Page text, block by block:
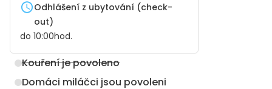
Odhlášení z ubytování (check-
out)
do 10:00hod.
Kouření je povoleno
Domáci miláčci jsou povoleni